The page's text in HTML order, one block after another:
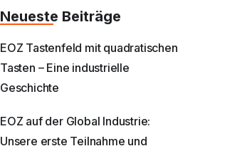
Neueste Beiträge
EOZ Tastenfeld mit quadratischen
Tasten – Eine industrielle
Geschichte
EOZ auf der Global Industrie:
Unsere erste Teilnahme und